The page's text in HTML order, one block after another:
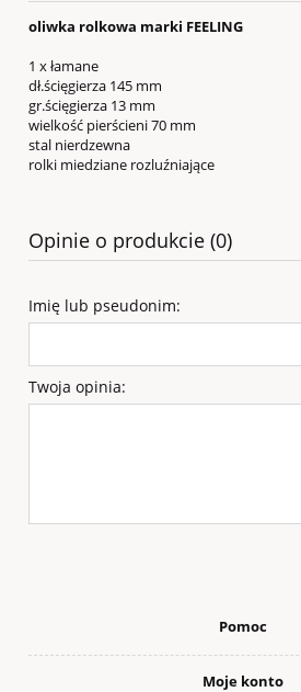
oliwka rolkowa marki FEELING
1 x łamane
dł.ścięgierza 145 mm
gr.ścięgierza 13 mm
wielkość pierścieni 70 mm
stal nierdzewna
rolki miedziane rozluźniające
Opinie o produkcie (0)
Imię lub pseudonim:
Twoja opinia:
Pomoc
Moje konto